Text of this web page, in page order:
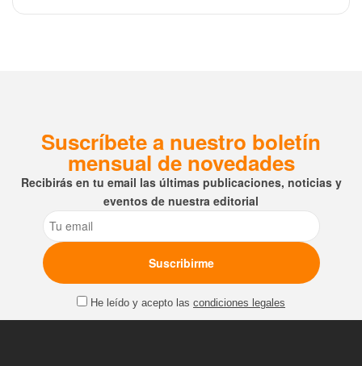
Suscríbete a nuestro boletín
mensual de novedades
Recibirás en tu email las últimas publicaciones, noticias y
eventos de nuestra editorial
Email
He leído y acepto las condiciones legales